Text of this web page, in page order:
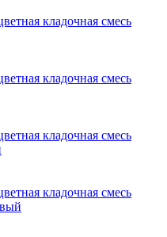
кладочная смесь
кладочная смесь
кладочная смесь
кладочная смесь